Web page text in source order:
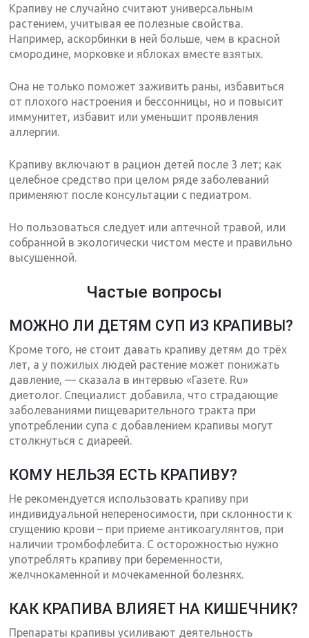
Крапиву не случайно считают универсальным
растением, учитывая ее полезные свойства.
Например, аскорбинки в ней больше, чем в красной
смородине, морковке и яблоках вместе взятых.
Она не только поможет заживить раны, избавиться
от плохого настроения и бессонницы, но и повысит
иммунитет, избавит или уменьшит проявления
аллергии.
Крапиву включают в рацион детей после 3 лет; как
целебное средство при целом ряде заболеваний
применяют после консультации с педиатром.
Но пользоваться следует или аптечной травой, или
собранной в экологически чистом месте и правильно
высушенной.
Частые вопросы
МОЖНО ЛИ ДЕТЯМ СУП ИЗ КРАПИВЫ?
Кроме того, не стоит давать крапиву детям до трёх
лет, а у пожилых людей растение может понижать
давление, — сказала в интервью «Газете. Ru»
диетолог. Специалист добавила, что страдающие
заболеваниями пищеварительного тракта при
употреблении супа с добавлением крапивы могут
столкнуться с диареей.
КОМУ НЕЛЬЗЯ ЕСТЬ КРАПИВУ?
Не рекомендуется использовать крапиву при
индивидуальной непереносимости, при склонности к
сгущению крови – при приеме антикоагулянтов, при
наличии тромбофлебита. С осторожностью нужно
употреблять крапиву при беременности,
желчнокаменной и мочекаменной болезнях.
КАК КРАПИВА ВЛИЯЕТ НА КИШЕЧНИК?
Препараты крапивы усиливают деятельность